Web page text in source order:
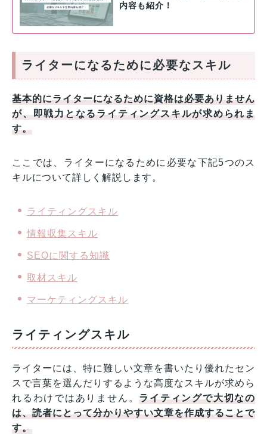
内容も紹介！
ライターになるために必要なスキル
基本的にライターになるために資格は必要ありません
が、即戦力となるライティングスキルが求められま
す。
ここでは、ライターになるために必要な下記5つのス
キルについて詳しく解説します。
ライティングスキル
情報収集スキル
SEOに関する知識
取材スキル
マーケティングスキル
ライティングスキル
ライターには、特に難しい文章を書いたり優れたセン
スで言葉を選んだりするような高度なスキルが求めら
れるわけではありません。ライティングで大切なの
は、読者にとって分かりやすい文章を作成することで
す。